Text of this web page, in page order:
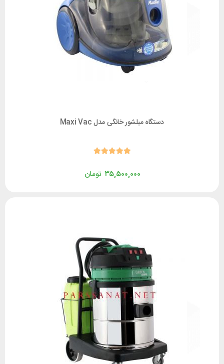
دستگاه مبلشور خانگی مدل Maxi Vac
تومان۳۵,۵۰۰,۰۰۰